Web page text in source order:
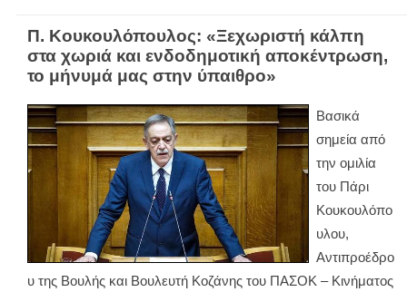
Π. Κουκουλόπουλος: «Ξεχωριστή κάλπη
στα χωριά και ενδοδημοτική αποκέντρωση,
το μήνυμά μας στην ύπαιθρο»
Βασικά
σημεία από
την ομιλία
του Πάρι
Κουκουλόπο
υλου,
Αντιπροέδρο
υ της Βουλής και Βουλευτή Κοζάνης του ΠΑΣΟΚ – Κινήματος